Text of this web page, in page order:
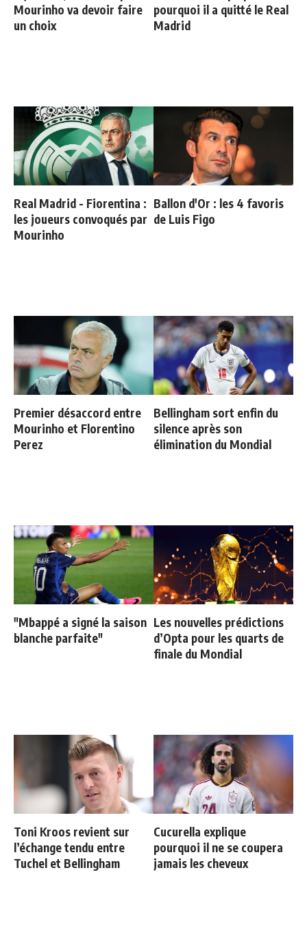
Mourinho va devoir faire
un choix
pourquoi il a quitté le Real
Madrid
Real Madrid - Fiorentina :
les joueurs convoqués par
Mourinho
Ballon d'Or : les 4 favoris
de Luis Figo
Premier désaccord entre
Mourinho et Florentino
Perez
Bellingham sort enfin du
silence après son
élimination du Mondial
"Mbappé a signé la saison
blanche parfaite"
Les nouvelles prédictions
d’Opta pour les quarts de
finale du Mondial
Toni Kroos revient sur
l’échange tendu entre
Tuchel et Bellingham
Cucurella explique
pourquoi il ne se coupera
jamais les cheveux